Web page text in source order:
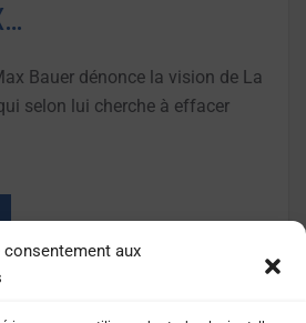
consentement aux
Bauer dénonce la vision de La
selon lui cherche à effacer